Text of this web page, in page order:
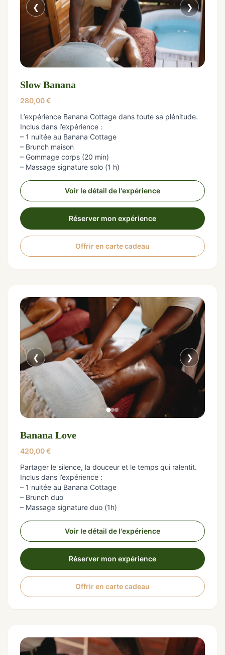
❮ ❯
Slow Banana
280,00€
L’expérience Banana Cottage dans toute sa plénitude.
Inclus dans l’expérience :
– 1 nuitée au Banana Cottage
– Brunch maison
– Gommage corps (20 min)
– Massage signature solo (1 h)
Voir le détail de l'expérience
Réserver mon expérience
Offrir en carte cadeau
❮ ❯
Banana Love
420,00€
Partager le silence, la douceur et le temps qui ralentit.
Inclus dans l’expérience :
– 1 nuitée au Banana Cottage
– Brunch duo
– Massage signature duo (1h)
Voir le détail de l'expérience
Réserver mon expérience
Offrir en carte cadeau